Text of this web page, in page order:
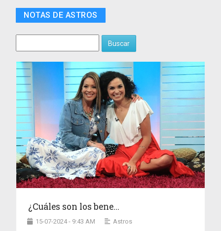
NOTAS DE ASTROS
Buscar
¿Cuáles son los bene...
15-07-2024 - 9:43 AM Astros